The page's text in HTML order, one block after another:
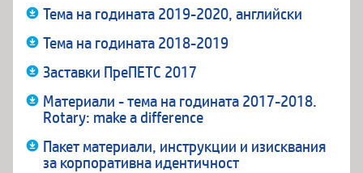
Тема на годината 2019-2020, английски
Тема на годината 2018-2019
Заставки ПреПЕТС 2017
Материали - тема на годината 2017-2018.
Rotary: make a difference
Пакет материали, инструкции и изисквания
за корпоративна идентичност